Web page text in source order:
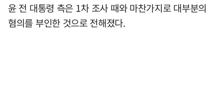
윤 전 대통령 측은 1차 조사 때와 마찬가지로 대부분의
혐의를 부인한 것으로 전해졌다.